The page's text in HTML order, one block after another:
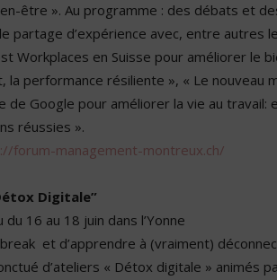
être ». Au programme : des débats et
partage d’expérience avec, entre autres
Workplaces en Suisse pour améliorer le
la performance résiliente », « Le nouveau
de Google pour améliorer la vie au
réussies ».
forum-management-montreux.ch/
Digitale”
du 16 au 18 juin dans l’Yonne
et d’apprendre à (vraiment)
d’ateliers « Détox digitale » animés